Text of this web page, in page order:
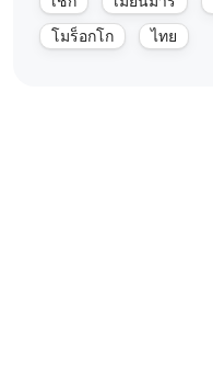
โมร็อกโก
ไทย